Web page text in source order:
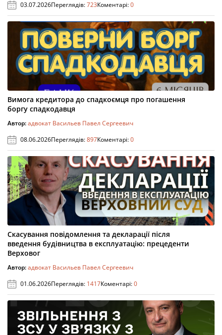
03.07.2026Переглядів:723Коментарі:0
Вимога кредитора до спадкоємця про погашення
боргу спадкодавця
Автор:адвокат Васильев Павел Сергеевич
08.06.2026Переглядів:897Коментарі:0
Скасування повідомлення та декларації після
введення будівництва в експлуатацію: прецеденти
Верховог
Автор:адвокат Васильев Павел Сергеевич
01.06.2026Переглядів: 1417Коментарі:0